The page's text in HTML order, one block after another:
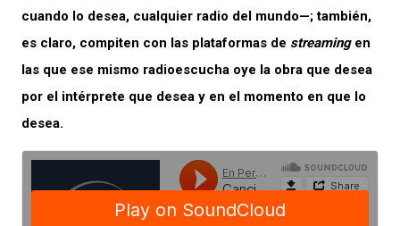
cuando lo desea, cualquier radio del mundo—; también,
es claro, compiten con las plataformas de streamingen
las que ese mismo radioescucha oye la obra que desea
por el intérprete que desea y en el momento en que lo
desea.